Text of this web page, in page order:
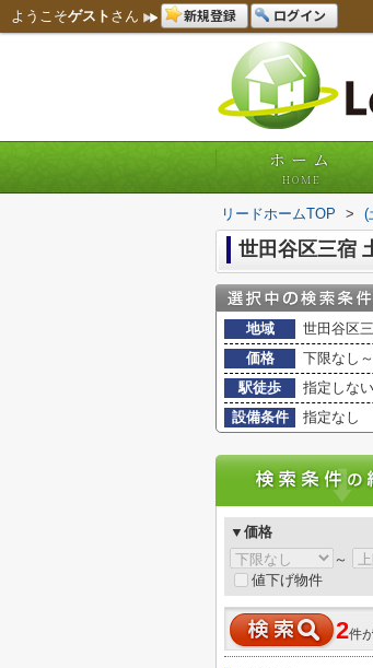
ようこそゲスト さん 新規登録 ログイン
ホーム
HOME
リードホームTOP > (
世田谷区三宿
地域
世田谷区
価格
下限なし
駅徒歩
指定しない
設備条件
指定なし
▼価格
～
値下げ物件
2件